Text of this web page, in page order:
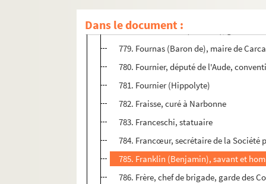
Dans le document :
776. Floret, préfet de l'Hérault
777-778. Fontanes (Louis de), grand
779. Fournas (Baron de), maire de
780. Fournier, député de l'Aude,
781. Fournier (Hippolyte)
782. Fraisse, curé à Narbonne
783. Franceschi, statuaire
784. Francœur, secrétaire de la
785. Franklin (Benjamin), savant et
786. Frère, chef de brigade, garde des